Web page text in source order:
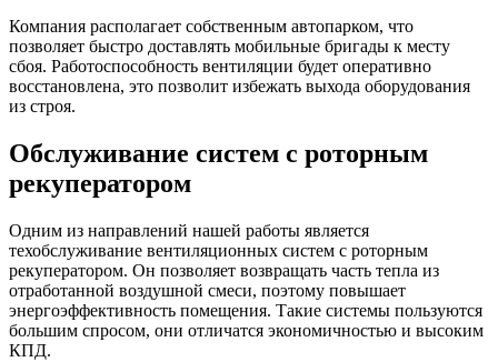
Компания располагает собственным автопарком, что
позволяет быстро доставлять мобильные бригады к месту
сбоя. Работоспособность вентиляции будет оперативно
восстановлена, это позволит избежать выхода оборудования
из строя.
Обслуживание систем с роторным
рекуператором
Одним из направлений нашей работы является
техобслуживание вентиляционных систем с роторным
рекуператором. Он позволяет возвращать часть тепла из
отработанной воздушной смеси, поэтому повышает
энергоэффективность помещения. Такие системы пользуются
большим спросом, они отличатся экономичностью и высоким
КПД.